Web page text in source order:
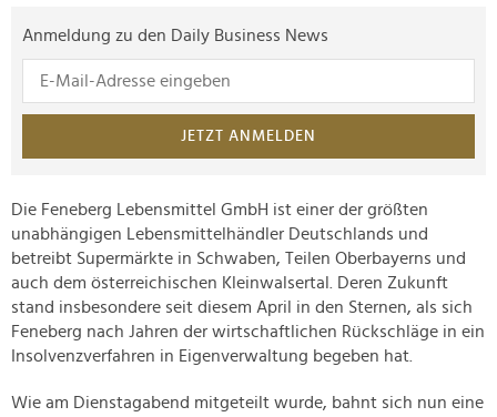
Anmeldung zu den Daily Business News
JETZT ANMELDEN
Die Feneberg Lebensmittel GmbH ist einer der größten
unabhängigen Lebensmittelhändler Deutschlands und
betreibt Supermärkte in Schwaben, Teilen Oberbayerns und
auch dem österreichischen Kleinwalsertal. Deren Zukunft
stand insbesondere seit diesem April in den Sternen, als sich
Feneberg nach Jahren der wirtschaftlichen Rückschläge in ein
Insolvenzverfahren in Eigenverwaltung begeben hat.
Wie am Dienstagabend mitgeteilt wurde, bahnt sich nun eine